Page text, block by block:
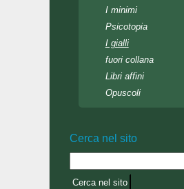
I minimi
Psicotopia
I gialli
fuori collana
Libri affini
Opuscoli
Cerca nel sito